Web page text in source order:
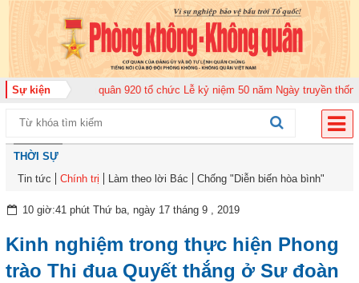
Sự kiện
đoàn Không quân 920 tổ chức Lễ kỷ niệm 50 năm Ngày truyền thống (12-
THỜI SỰ
Tin tức
Chính trị Làm theo lời Bác Chống "Diễn biến hòa bình"
10 giờ:41 phút Thứ ba, ngày 17 tháng 9 , 2019
Kinh nghiệm trong thực hiện Phong
trào Thi đua Quyết thắng ở Sư đoàn